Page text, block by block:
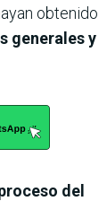
obtenido
generales y
del